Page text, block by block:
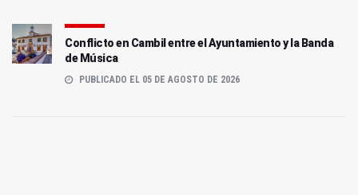
Conflicto en Cambil entre el Ayuntamiento y la Banda
de Música
PUBLICADO EL 05 DE AGOSTO DE 2026